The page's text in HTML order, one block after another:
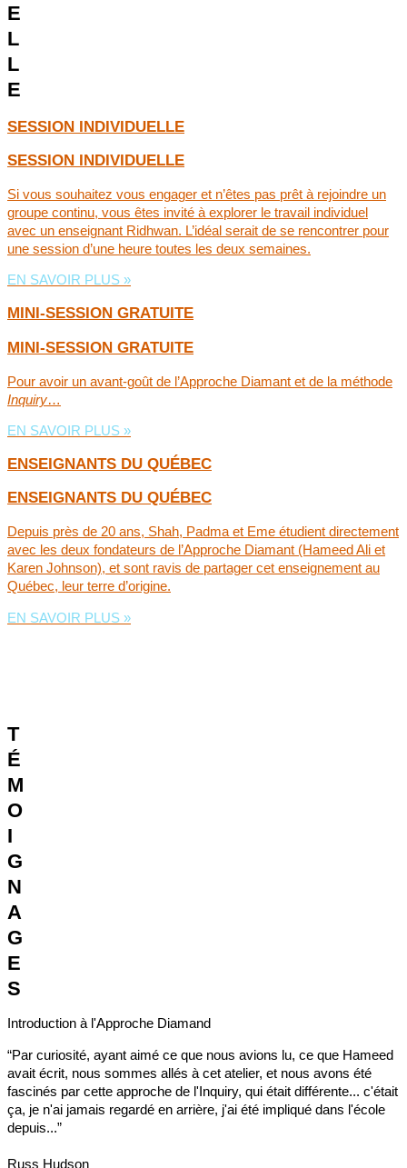
E
L
L
E
SESSION INDIVIDUELLE
SESSION INDIVIDUELLE
Si vous souhaitez vous engager et n’êtes pas prêt à rejoindre un
groupe continu, vous êtes invité à explorer le travail individuel
avec un enseignant Ridhwan. L’idéal serait de se rencontrer pour
une session d’une heure toutes les deux semaines.
EN SAVOIR PLUS »
MINI-SESSION GRATUITE
MINI-SESSION GRATUITE
Pour avoir un avant-goût de l’Approche Diamant et de la méthode
Inquiry…
EN SAVOIR PLUS »
ENSEIGNANTS DU QUÉBEC
ENSEIGNANTS DU QUÉBEC
Depuis près de 20 ans, Shah, Padma et Eme étudient directement
avec les deux fondateurs de l’Approche Diamant (Hameed Ali et
Karen Johnson), et sont ravis de partager cet enseignement au
Québec, leur terre d’origine.
EN SAVOIR PLUS »
T
É
M
O
I
G
N
A
G
E
S
Introduction à l'Approche Diamand
“Par curiosité, ayant aimé ce que nous avions lu, ce que Hameed
avait écrit, nous sommes allés à cet atelier, et nous avons été
fascinés par cette approche de l'Inquiry, qui était différente... c'était
ça, je n'ai jamais regardé en arrière, j'ai été impliqué dans l'école
depuis...”
Russ Hudson